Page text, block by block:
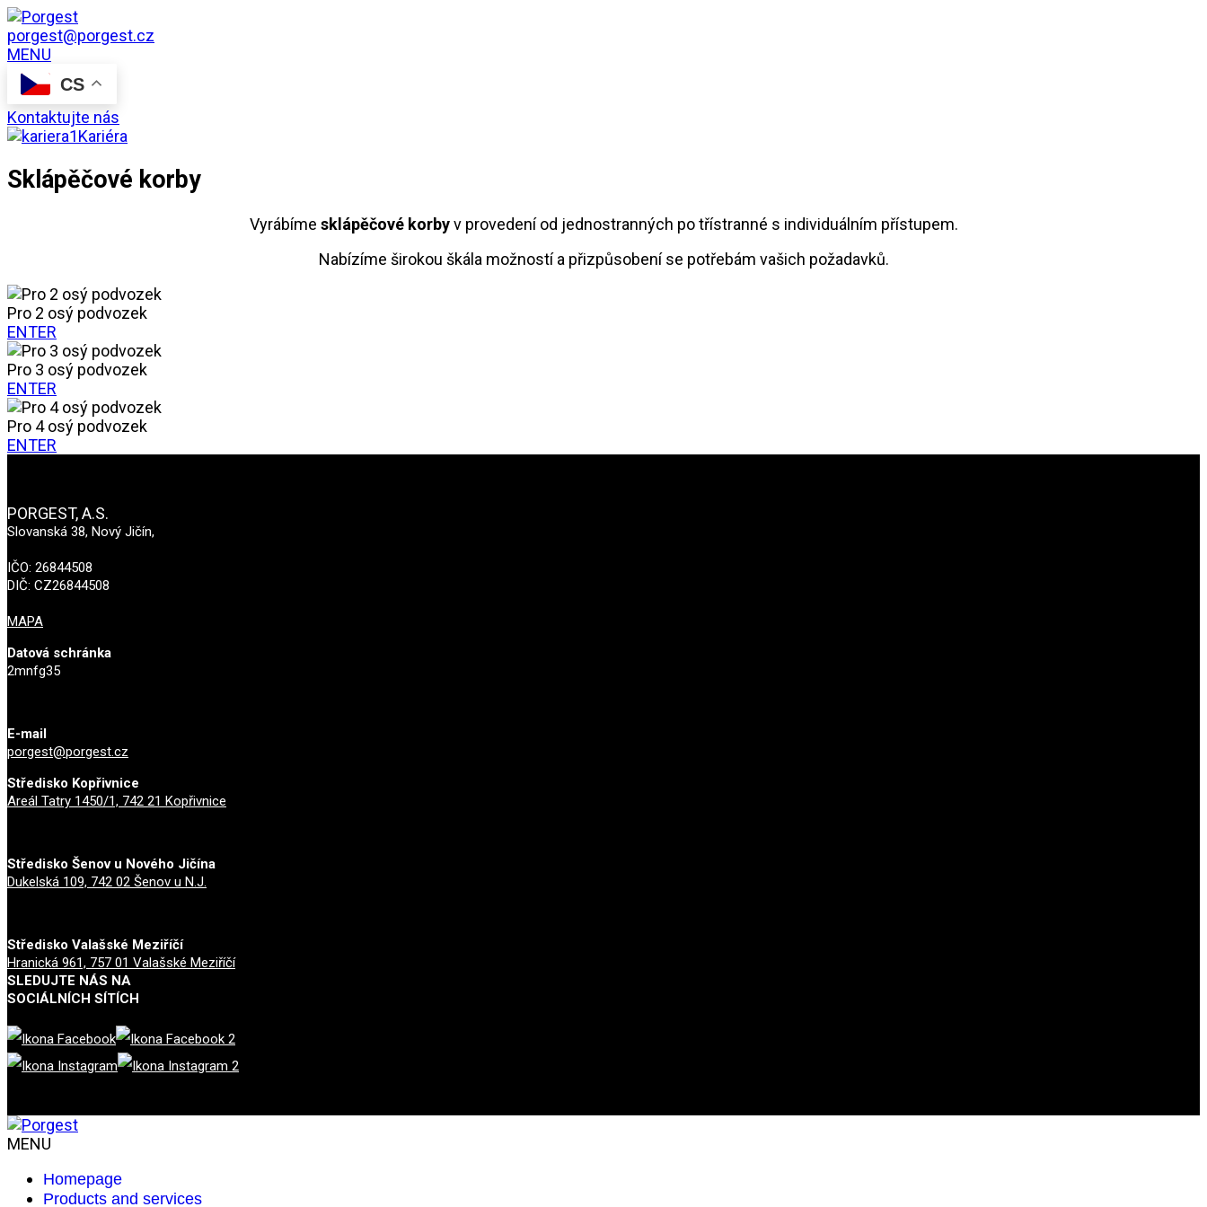
porgest@porgest.cz
MENU
CS
Kontaktujte nás
Kariéra
Sklápěčové korby
Vyrábíme sklápěčové korbyv provedení od jednostranných po třístranné s individuálním přístupem.
Nabízíme širokou škála možností a přizpůsobení se potřebám vašich požadavků.
Pro 2 osý podvozek
ENTER
Pro 3 osý podvozek
ENTER
Pro 4 osý podvozek
ENTER
PORGEST, A.S.
Slovanská 38, Nový Jičín,
IČO: 26844508
DIČ: CZ26844508
MAPA
Datová schránka
2mnfg35
E-mail
porgest@porgest.cz
Středisko Kopřivnice
Areál Tatry 1450/1, 742 21 Kopřivnice
Středisko Šenov u Nového Jičína
Dukelská 109, 742 02 Šenov u N.J.
Středisko Valašské Meziříčí
Hranická 961, 757 01 Valašské Meziříčí
SLEDUJTE NÁS NA
SOCIÁLNÍCH SÍTÍCH
MENU
Homepage
Products and services